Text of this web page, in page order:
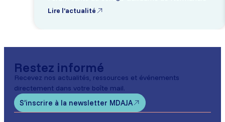
Lire l’actualité
Restez informé
Recevez nos actualités, ressources et événements
directement dans votre boîte mail.
S’inscrire à la newsletter MDAJA